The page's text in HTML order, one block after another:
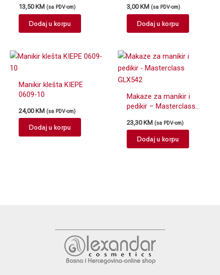
13,50 KM (sa PDV-om)
Dodaj u korpu
3,00 KM (sa PDV-om)
Dodaj u korpu
Manikir klešta KIEPE
0609-10
24,00 KM (sa PDV-om)
Dodaj u korpu
Makaze za manikir i
pedikir – Masterclass
23,30 KM (sa PDV-om)
Dodaj u korpu